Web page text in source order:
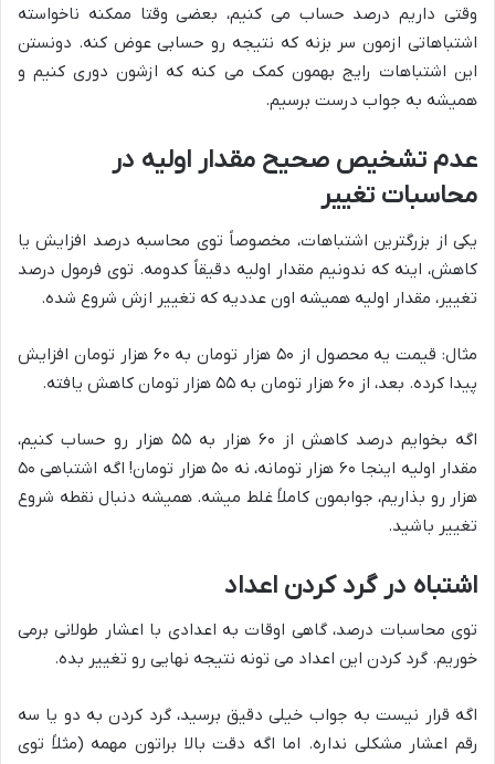
وقتی داریم درصد حساب می کنیم، بعضی وقتا ممکنه ناخواسته
اشتباهاتی ازمون سر بزنه که نتیجه رو حسابی عوض کنه. دونستن
این اشتباهات رایج بهمون کمک می کنه که ازشون دوری کنیم و
همیشه به جواب درست برسیم.
عدم تشخیص صحیح مقدار اولیه در
محاسبات تغییر
یکی از بزرگترین اشتباهات، مخصوصاً توی محاسبه درصد افزایش یا
کاهش، اینه که ندونیم مقدار اولیه دقیقاً کدومه. توی فرمول درصد
تغییر، مقدار اولیه همیشه اون عددیه که تغییر ازش شروع شده.
مثال: قیمت یه محصول از ۵۰ هزار تومان به ۶۰ هزار تومان افزایش
پیدا کرده. بعد، از ۶۰ هزار تومان به ۵۵ هزار تومان کاهش یافته.
اگه بخوایم درصد کاهش از ۶۰ هزار به ۵۵ هزار رو حساب کنیم،
مقدار اولیه اینجا ۶۰ هزار تومانه، نه ۵۰ هزار تومان! اگه اشتباهی ۵۰
هزار رو بذاریم، جوابمون کاملاً غلط میشه. همیشه دنبال نقطه شروع
تغییر باشید.
اشتباه در گرد کردن اعداد
توی محاسبات درصد، گاهی اوقات به اعدادی با اعشار طولانی برمی
خوریم. گرد کردن این اعداد می تونه نتیجه نهایی رو تغییر بده.
اگه قرار نیست به جواب خیلی دقیق برسید، گرد کردن به دو یا سه
رقم اعشار مشکلی نداره. اما اگه دقت بالا براتون مهمه (مثلاً توی